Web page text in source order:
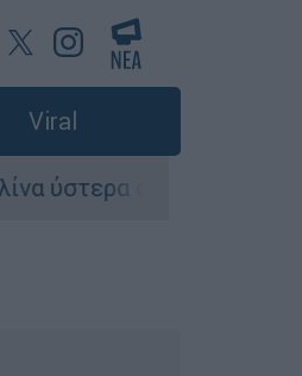
Viral
από πυροβολισμούς: